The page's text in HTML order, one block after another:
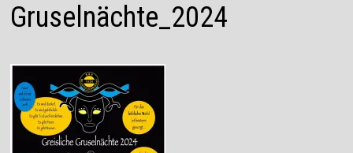
Gruselnächte_2024